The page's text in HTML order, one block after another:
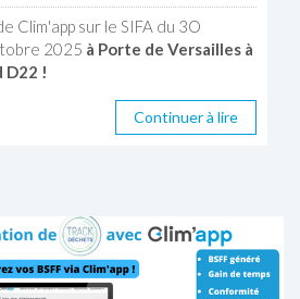
Clim'app sur le SIFA du 3O
2025 à Porte de Versailles à
D22 !
Continuer à lire